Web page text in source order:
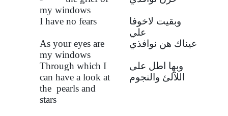
my windows
I have no fears
وبقيت لاخوفا
علي
As your eyes are
my windows
عيناك هن نوافذي
Through which I
can have a look at
the pearls and
stars
وبها اطل على
اللآلئ والنجوم